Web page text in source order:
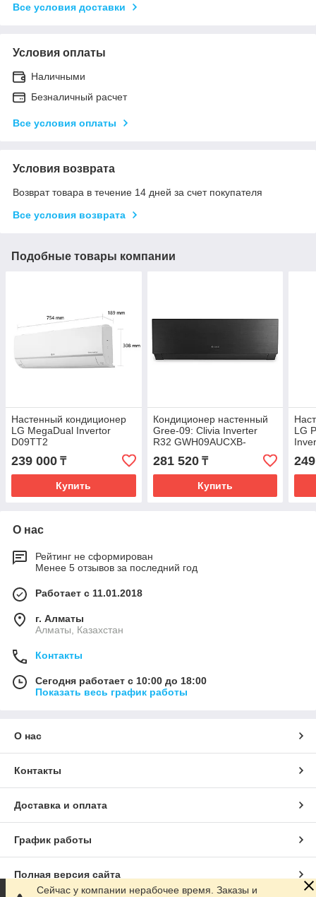
Все условия доставки
Условия оплаты
Наличными
Безналичный расчет
Все условия оплаты
Условия возврата
Возврат товара в течение 14 дней за счет покупателя
Все условия возврата
Подобные товары компании
Настенный кондиционер
LG MegaDual Invertor
D09TT2
239 000 ₸
Купить
Кондиционер настенный
Gree-09: Clivia Inverter
R32 GWH09AUCXB-
соединительной
инсталляции)
281 520₸
Купить
LG
О нас
Рейтинг не сформирован
Менее 5 отзывов за последний год
Работает с 11.01.2018
г. Алматы
Алматы, Казахстан
Контакты
Сегодня работает с 10:00 до 18:00
Показать весь график работы
О нас
Контакты
Доставка и оплата
График работы
Полная версия сайта
Сейчас у компании нерабочее время. Заказы и